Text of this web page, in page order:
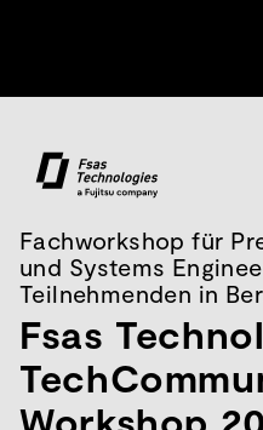
Fachworkshop für
und Systems
Teilnehmenden in
Fsas
Workshop